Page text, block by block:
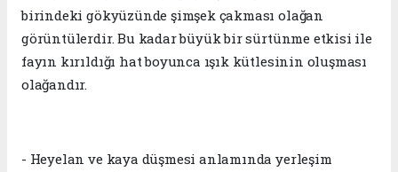
birindeki gökyüzünde şimşek çakması olağan
görüntülerdir. Bu kadar büyük bir sürtünme etkisi ile
fayın kırıldığı hat boyunca ışık kütlesinin oluşması
olağandır.
- Heyelan ve kaya düşmesi anlamında yerleşim